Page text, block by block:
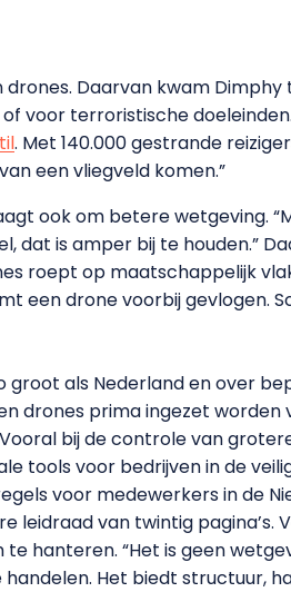
drones. Daarvan kwam
voor terroristische
. Met 140.000 gestrande
een vliegveld komen.”
ook om betere wetgeving.
dat is amper bij te houden.”
roept op maatschappelijk
een drone voorbij gevlogen.
groot als Nederland en over
drones prima ingezet worden
bij de controle van
tools voor bedrijven in de
voor medewerkers in de
leidraad van twintig pagina’s.
hanteren. “Het is geen
Het biedt structuur,